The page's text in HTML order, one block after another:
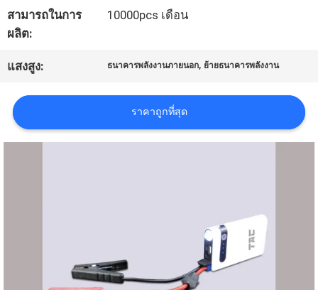
ติดต่อ
เรา
ข่าว
สามารถในการ
ผลิต:
10000pcs เดือน
แสงสูง: ธนาคารพลังงานภายนอก, ย้ายธนาคารพลังงาน
ราคาถูกที่สุด